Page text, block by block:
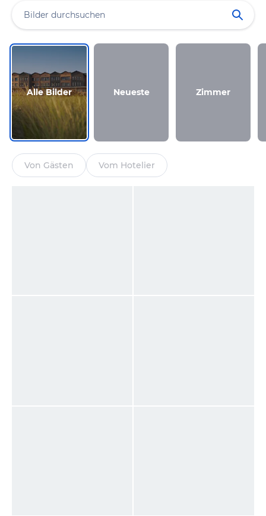
Alle Bilder Neueste Zimmer
Von Gästen Vom Hotelier